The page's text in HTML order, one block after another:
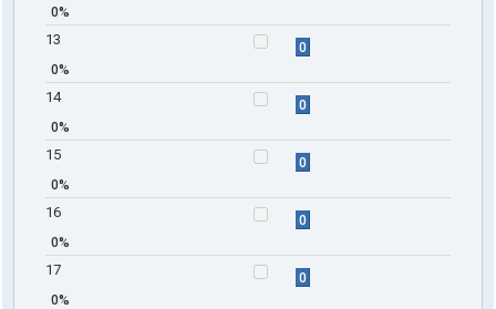
0%
13
0
0%
14
0
0%
15
0
0%
16
0
0%
17
0
0%